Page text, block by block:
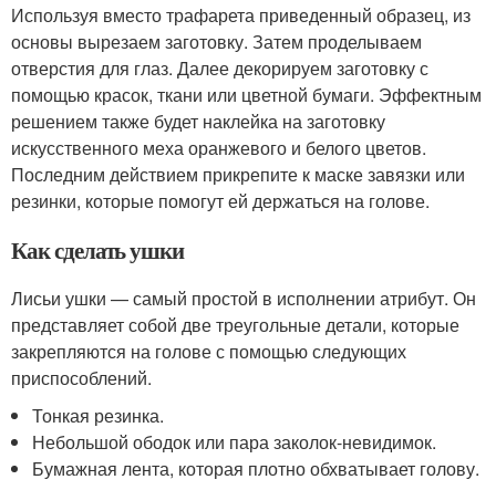
Используя вместо трафарета приведенный образец, из
основы вырезаем заготовку. Затем проделываем
отверстия для глаз. Далее декорируем заготовку с
помощью красок, ткани или цветной бумаги. Эффектным
решением также будет наклейка на заготовку
искусственного меха оранжевого и белого цветов.
Последним действием прикрепите к маске завязки или
резинки, которые помогут ей держаться на голове.
Как сделать ушки
Лисьи ушки — самый простой в исполнении атрибут. Он
представляет собой две треугольные детали, которые
закрепляются на голове с помощью следующих
приспособлений.
Тонкая резинка.
Небольшой ободок или пара заколок-невидимок.
Бумажная лента, которая плотно обхватывает голову.